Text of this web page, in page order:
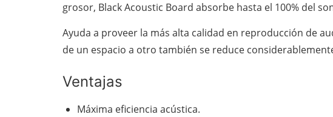
grosor, Black Acoustic Board absorbe hasta el 100% del
Ayuda a proveer la más alta calidad en reproducción de
de un espacio a otro también se reduce
Ventajas
Máxima eficiencia acústica.